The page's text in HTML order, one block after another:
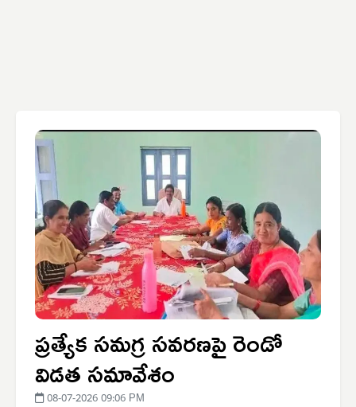
ప్రత్యేక సమగ్ర సవరణపై రెండో
విడత సమావేశం
08-07-2026 09:06 PM